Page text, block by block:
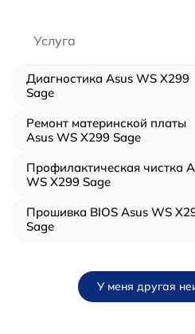
Услуга
Диагностика Asus WS X299
Sage
Ремонт материнской платы
Asus WS X299 Sage
Профилактическая чистка
WS X299 Sage
Прошивка BIOS Asus WS
Sage
У меня другая